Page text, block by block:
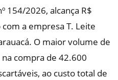
154/2026, alcança R$
a empresa T. Leite
O maior volume de
compra de 42.600
ao custo total de